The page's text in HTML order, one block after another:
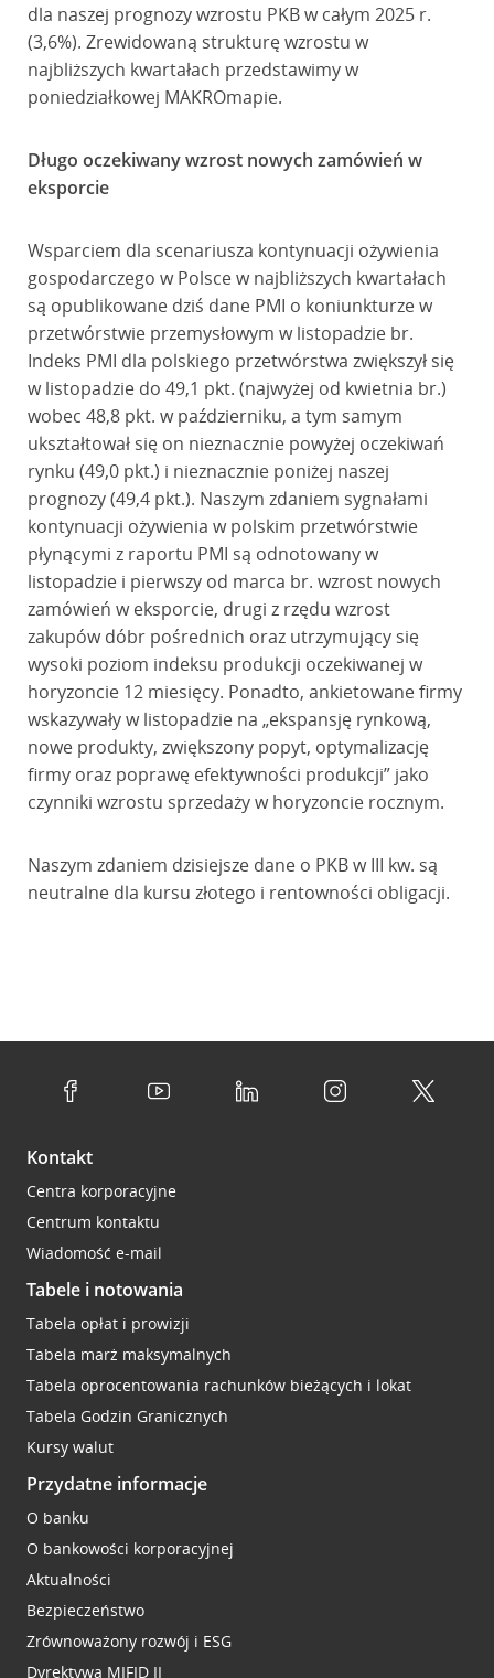
dla naszej prognozy wzrostu PKB w całym 2025 r.
(3,6%). Zrewidowaną strukturę wzrostu w
najbliższych kwartałach przedstawimy w
poniedziałkowej MAKROmapie.
Długo oczekiwany wzrost nowych zamówień w
eksporcie
Wsparciem dla scenariusza kontynuacji ożywienia
gospodarczego w Polsce w najbliższych kwartałach
są opublikowane dziś dane PMI o koniunkturze w
przetwórstwie przemysłowym w listopadzie br.
Indeks PMI dla polskiego przetwórstwa zwiększył się
w listopadzie do 49,1 pkt. (najwyżej od kwietnia br.)
wobec 48,8 pkt. w październiku, a tym samym
ukształtował się on nieznacznie powyżej oczekiwań
rynku (49,0 pkt.) i nieznacznie poniżej naszej
prognozy (49,4 pkt.). Naszym zdaniem sygnałami
kontynuacji ożywienia w polskim przetwórstwie
płynącymi z raportu PMI są odnotowany w
listopadzie i pierwszy od marca br. wzrost nowych
zamówień w eksporcie, drugi z rzędu wzrost
zakupów dóbr pośrednich oraz utrzymujący się
wysoki poziom indeksu produkcji oczekiwanej w
horyzoncie 12 miesięcy. Ponadto, ankietowane firmy
wskazywały w listopadzie na „ekspansję rynkową,
nowe produkty, zwiększony popyt, optymalizację
firmy oraz poprawę efektywności produkcji” jako
czynniki wzrostu sprzedaży w horyzoncie rocznym.
Naszym zdaniem dzisiejsze dane o PKB w III kw. są
neutralne dla kursu złotego i rentowności obligacji.
Kontakt
Centra korporacyjne
Centrum kontaktu
Wiadomość e-mail
Tabele i notowania
Tabela opłat i prowizji
Tabela marż maksymalnych
Tabela oprocentowania rachunków bieżących i lokat
Tabela Godzin Granicznych
Kursy walut
Przydatne informacje
O banku
O bankowości korporacyjnej
Aktualności
Bezpieczeństwo
Zrównoważony rozwój i ESG
Dyrektywa MIFID II